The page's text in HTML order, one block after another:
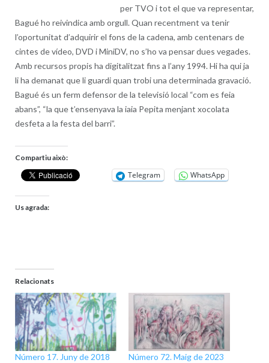
per TVO i tot el que va representar,
Bagué ho reivindica amb orgull. Quan recentment va tenir
l’oportunitat d’adquirir el fons de la cadena, amb centenars de
cintes de vídeo, DVD i MiniDV, no s’ho va pensar dues vegades.
Amb recursos propis ha digitalitzat fins a l’any 1994. Hi ha qui ja
li ha demanat que li guardi quan trobi una determinada gravació.
Bagué és un ferm defensor de la televisió local “com es feia
abans”, “la que t’ensenyava la iaia Pepita menjant xocolata
desfeta a la festa del barri”.
Compartiu això:
Telegram WhatsApp
Us agrada:
Relacionats
Número 17. Juny de 2018
Número 72. Maig de 2023